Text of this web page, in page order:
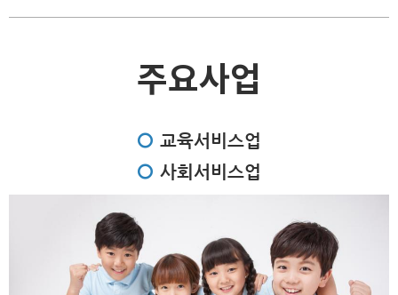
주요사업
교육서비스업
사회서비스업